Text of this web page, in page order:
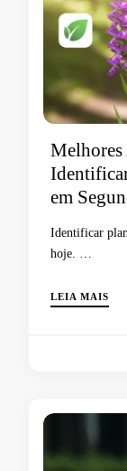
em
Identificar
hoje. …
LEIA MAIS